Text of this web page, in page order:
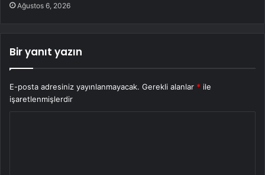
Ağustos 6, 2026
Bir yanıt yazın
E-posta adresiniz yayınlanmayacak. Gerekli alanlar * ile
işaretlenmişlerdir